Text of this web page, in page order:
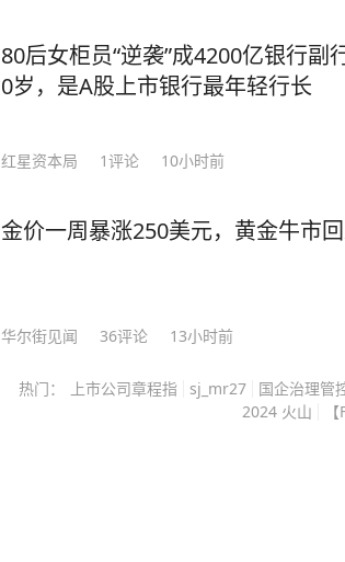
习方法是快速发展的关键。” 最终，李柘远以托福116分（距离满分只差四分）和SAT
满分的成绩，成功获得了耶鲁大学的录取通知！ 耶鲁毕业后，他入职
行高盛；25岁重返校园，考进哈佛大
惑，面对巨额奖金的诱惑，李柘远感
柘远将自己十几年来的求学经历和经
籍，从如何精准定位学习漏洞，到快
娓娓道来。 书中每部分都进行了更为详细的拆分，讲解了100+学习方法。比如，如何
提高记忆力教你联想记忆法，多感官
操作方法。 《学习高手》这套书，除了他的独家方法，也有国内外学霸和专家的秘
诀，100多个学习方法给你参考，完全是一本
博拉确诊病例3874例、死亡1751例。 （二）7月30日至31日，
不明武装人员在北基伍省贝尼、尼拉贡
成至少4人死亡。 （三）7月30日，卢阿拉巴省穆特沙察地区
亡，2人重伤。 （四）7月31日，开赛省吕博中央监狱所有囚犯
伍省马西西地区尚戈村激烈交火。2日
设立检查站强制征收过路费。 （六）8月1日，“马伊—马伊”
（Maï-Maï）民兵在上加丹加省米特
刚政府军的基尤博军营发动袭击，造成至
80后女柜员“逆袭”成4200亿银行副
0岁，是A股上市银行最年轻行长
红星资本局 1评论 10小时前
金价一周暴涨250美元，黄金牛市回
华尔街见闻 36评论 13小时前
热门： 上市公司章程指 sj_mr27 国企治理管
2024 火山